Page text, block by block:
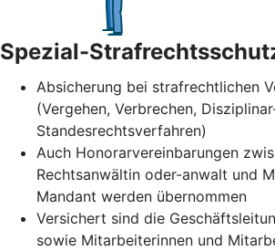
Spezial-
Absicherung bei strafrechtlichen
(Vergehen, Verbrechen,
Standesrechtsverfahren)
Auch Honorarvereinbarungen
Rechtsanwältin oder-anwalt und
Mandant werden übernommen
Versichert sind die
sowie Mitarbeiterinnen und